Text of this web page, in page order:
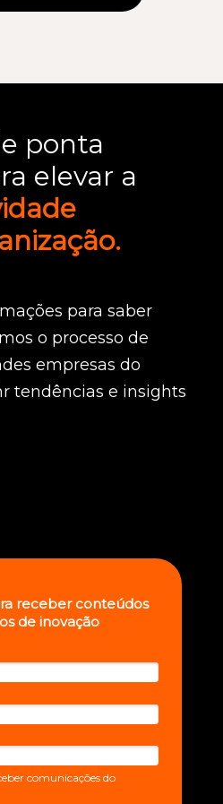
ponta
elevar a
para saber
o processo de
empresas do
tendências e insights
receber conteúdos
de inovação
comunicações do